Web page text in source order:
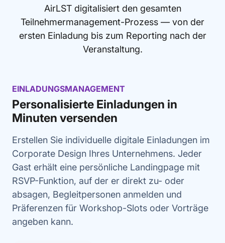
AirLST digitalisiert den gesamten
Teilnehmermanagement-Prozess — von der
ersten Einladung bis zum Reporting nach der
Veranstaltung.
EINLADUNGSMANAGEMENT
Personalisierte Einladungen in
Minuten versenden
Erstellen Sie individuelle digitale Einladungen im
Corporate Design Ihres Unternehmens. Jeder
Gast erhält eine persönliche Landingpage mit
RSVP-Funktion, auf der er direkt zu- oder
absagen, Begleitpersonen anmelden und
Präferenzen für Workshop-Slots oder Vorträge
angeben kann.